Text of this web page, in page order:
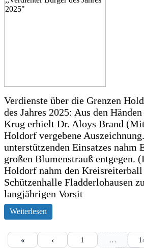
Verdienste über die Grenzen
des Jahres 2025: Aus den
Krug erhielt Dr. Aloys Brand
Holdorf vergebene
unterstützenden Einsatzes nahm
großen Blumenstrauß entgegen.
Holdorf nahm den
Schützenhalle Fladderlohausen
langjährigen Vorsit
Weiterlesen
« ‹ 1 …